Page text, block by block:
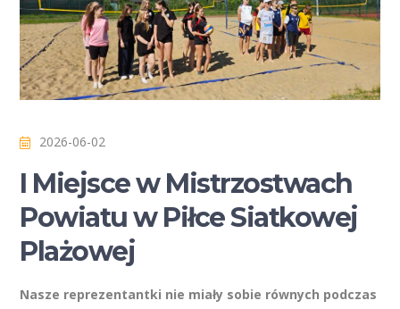
2026-06-02
I Miejsce w Mistrzostwach
Powiatu w Piłce Siatkowej
Plażowej
Nasze reprezentantki nie miały sobie równych podczas